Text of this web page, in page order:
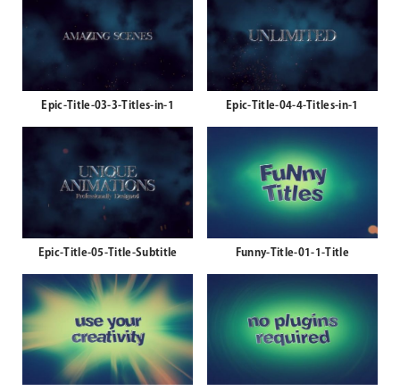
Epic-Title-03-3-Titles-in-1 Epic-Title-04-4-Titles-in-1
Epic-Title-05-Title-Subtitle Funny-Title-01-1-Title